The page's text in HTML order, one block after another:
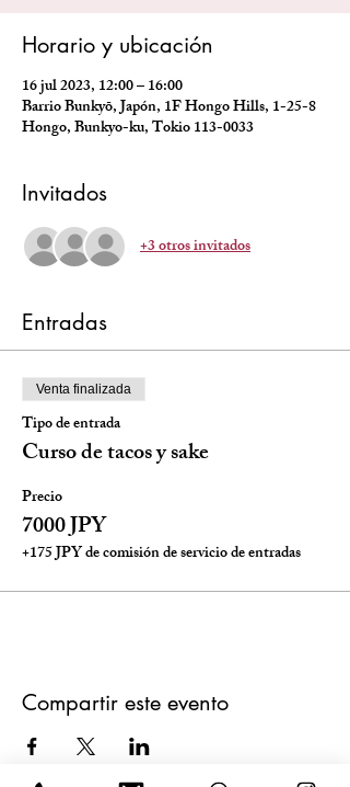
Horario y ubicación
16 jul 2023, 12:00 – 16:00
Barrio Bunkyō, Japón, 1F Hongo Hills, 1-25-8
Hongo, Bunkyo-ku, Tokio 113-0033
Invitados
+3 otros invitados
Entradas
Venta finalizada
Tipo de entrada
Curso de tacos y sake
Precio
7000 JPY
+175 JPY de comisión de servicio de entradas
Compartir este evento